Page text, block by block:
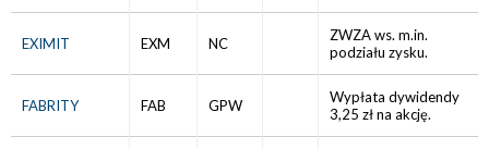
EXIMIT EXM NC
ZWZA ws. m.in.
podziału zysku.
FABRITY FAB GPW
Wypłata dywidendy
3,25 zł na akcję.